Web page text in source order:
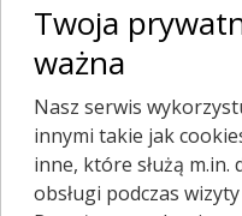
Nie znaleźliśmy żadnych
zwiększyliśmy promień
Twoja
ważna
Nasz serwis
innymi takie jak
inne, które służą
obsługi podczas